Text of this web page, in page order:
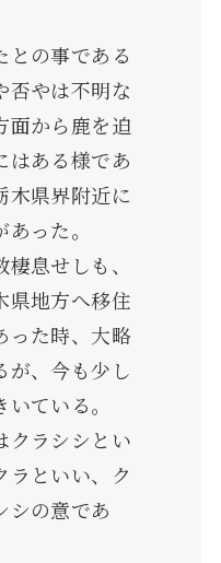
との事である
否やは不明な
面から鹿を迫
はある様であ
木県界附近に
った。
息せしも、
県地方へ移住
った時、大略
が、今も少し
ている。
クラシシとい
ラといい、ク
シの意であ